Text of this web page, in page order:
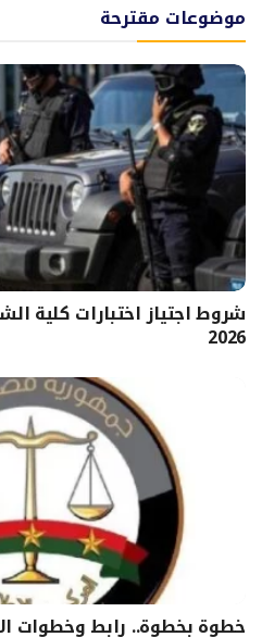
موضوعات مقترحة
شروط اجتياز اختبارات كلية
2026
خطوة بخطوة.. رابط وخطوات